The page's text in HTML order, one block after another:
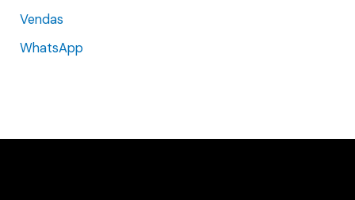
Vendas
WhatsApp